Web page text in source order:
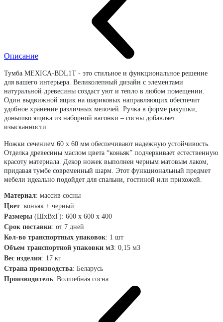
Описание
Тумба MEXICA-BDL1T - это стильное и функциональное решение
для вашего интерьера. Великолепный дизайн с элементами
натуральной древесины создаст уют и тепло в любом помещении.
Один выдвижной ящик на шариковых направляющих обеспечит
удобное хранение различных мелочей. Ручка в форме ракушки,
донышко ящика из наборной вагонки – сосны добавляет
изысканности.
Ножки сечением 60 х 60 мм обеспечивают надежную устойчивость.
Отделка древесины маслом цвета “коньяк” подчеркивает естественную
красоту материала. Декор ножек выполнен черным матовым лаком,
придавая тумбе современный шарм. Этот функциональный предмет
мебели идеально подойдет для спальни, гостиной или прихожей.
Материал: массив сосны
Цвет: коньяк + черный
Размеры (ШхВхГ): 600 х 600 х 400
Срок поставки: от 7 дней
Кол-во транспортных упаковок: 1 шт
Объем транспортной упаковки м3: 0,15 м3
Вес изделия: 17 кг
Страна производства: Беларусь
Производитель: Волшебная сосна